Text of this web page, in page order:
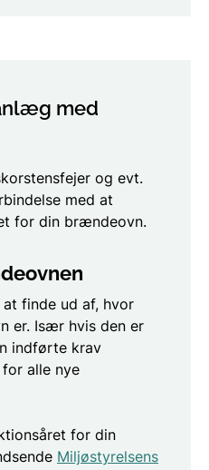
med
og evt.
med at
for din brændeovn.
finde ud af, hvor
er. Især hvis den er
indførte krav
alle nye
for din
Miljøstyrelsens